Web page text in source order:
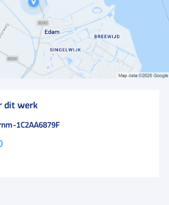
Het bedrijf investeert in haar
mens als organisatie steeds
dit werk
1C2AA6879F